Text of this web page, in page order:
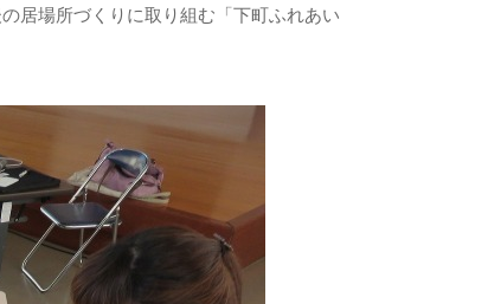
居場所づくりに取り組む「下町ふれあい